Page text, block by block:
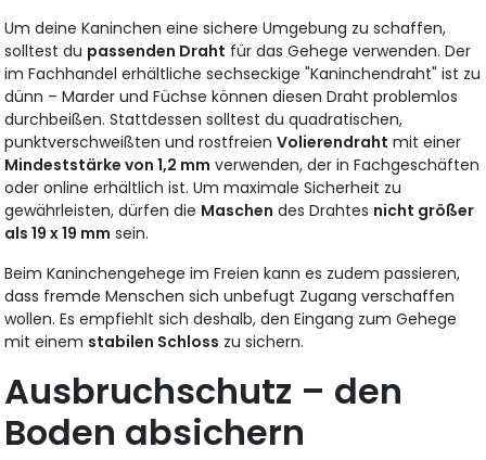
Um deine Kaninchen eine sichere Umgebung zu schaffen,
solltest du passenden Draht für das Gehege verwenden. Der
im Fachhandel erhältliche sechseckige "Kaninchendraht" ist zu
dünn – Marder und Füchse können diesen Draht problemlos
durchbeißen. Stattdessen solltest du quadratischen,
punktverschweißten und rostfreienVolierendraht mit einer
Mindeststärke von 1,2 mm verwenden, der in Fachgeschäften
oder online erhältlich ist. Um maximale Sicherheit zu
gewährleisten, dürfen die Maschen des Drahtes nicht größer
als 19 x 19 mm sein.
Beim Kaninchengehege im Freien kann es zudem passieren,
dass fremde Menschen sich unbefugt Zugang verschaffen
wollen. Es empfiehlt sich deshalb, den Eingang zum Gehege
mit einem stabilen Schloss zu sichern.
Ausbruchschutz – den
Boden absichern